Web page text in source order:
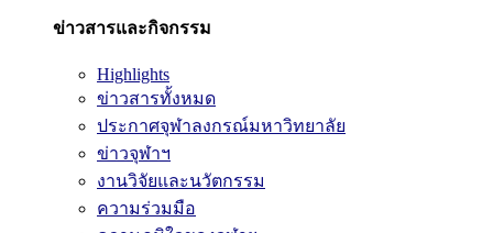
ข่าวสารและกิจกรรม
Highlights
ข่าวสารทั้งหมด
ประกาศจุฬาลงกรณ์มหาวิทยาลัย
ข่าวจุฬาฯ
งานวิจัยและนวัตกรรม
ความร่วมมือ